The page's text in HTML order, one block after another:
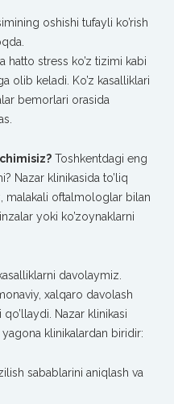
oshishi tufayli ko’rish
hatto stress ko’z tizimi kabi
olib keladi. Ko’z kasalliklari
bemorlari orasida
Toshkentdagi eng
Nazar klinikasida to’liq
malakali oftalmologlar bilan
yoki ko’zoynaklarni
davolaymiz.
xalqaro davolash
Nazar klinikasi
klinikalardan biridir:
sabablarini aniqlash va